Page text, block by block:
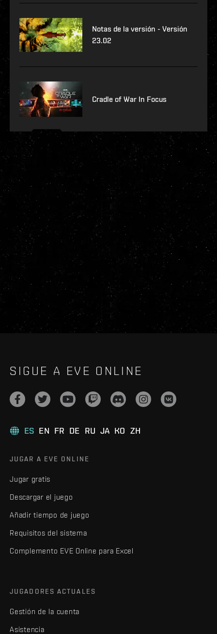
Notas de la versión - Versión
23.02
Cradle of War In Focus
SIGUE A EVE ONLINE
ES EN FR DE RU JA KO ZH
JUGAR A EVE ONLINE
Jugar gratis
Descargar el juego
Añadir tiempo de juego
Requisitos del sistema
Complemento EVE Online para Excel
JUGADORES ACTUALES
Gestión de la cuenta
Asistencia